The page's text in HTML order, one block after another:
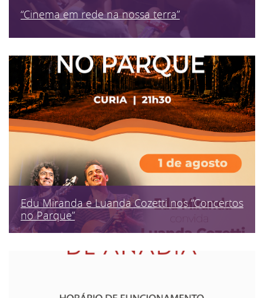
“Cinema em rede na nossa terra”
Edu Miranda e Luanda Cozetti nos “Concertos
no Parque”